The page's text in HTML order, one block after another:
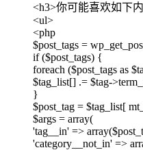
<h3>你可能喜欢如下
<ul>
<php
$post_tags =
if ($post_tags) {
foreach ($post_tags as
$tag_list[] .= $tag-
}
$post_tag = $tag_list[
$args = array(
'tag__in' =>
'category__not_in' =>